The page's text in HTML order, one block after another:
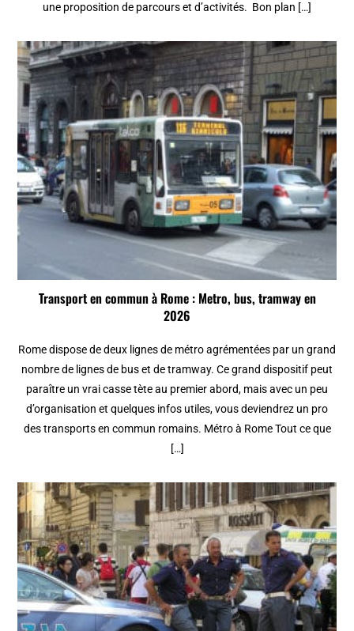
une proposition de parcours et d’activités. Bon plan […]
Transport en commun à Rome : Metro, bus, tramway en
2026
Rome dispose de deux lignes de métro agrémentées par un grand
nombre de lignes de bus et de tramway. Ce grand dispositif peut
paraître un vrai casse tète au premier abord, mais avec un peu
d’organisation et quelques infos utiles, vous deviendrez un pro
des transports en commun romains. Métro à Rome Tout ce que
[…]